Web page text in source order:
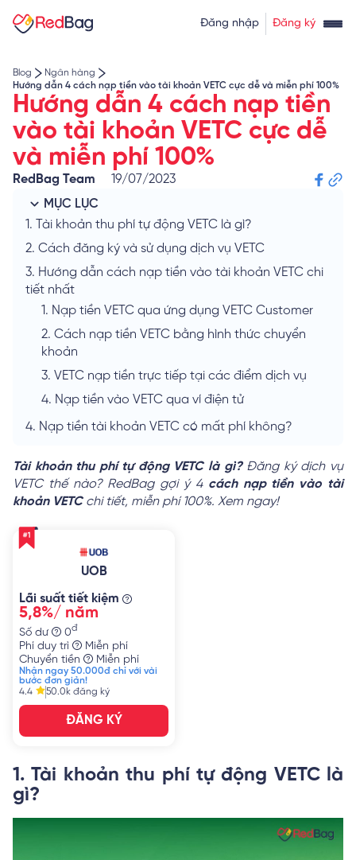
Đăng nhập Đăng ký
Tính lãi vay
Về chúng tôi
Blog
Ngân hàng
Hướng dẫn 4 cách nạp tiền vào tài khoản VETC cực dễ và miễn phí 100%
Hướng dẫn 4 cách nạp tiền
vào tài khoản VETC cực dễ
và miễn phí 100%
RedBag Team
19/07/2023
MỤC LỤC
1.
Tài khoản thu phí tự động VETC là gì?
2. Cách đăng ký và sử dụng dịch vụ VETC
3. Hướng dẫn cách nạp tiền vào tài khoản VETC chi
tiết nhất
1. Nạp tiền VETC qua ứng dụng VETC Customer
2. Cách nạp tiền VETC bằng hình thức chuyển
khoản
3. VETC nạp tiền trực tiếp tại các điểm dịch vụ
4. Nạp tiền vào VETC qua ví điện tử
4. Nạp tiền tài khoản VETC có mất phí không?
Tài khoản thu phí tự động VETC là gì?Đăng ký dịch vụ
VETC thế nào? RedBag gợi ý 4 cách nạp tiền vào tài
khoản VETCchi tiết, miễn phí 100%. Xem ngay!
UOB
Lãi suất tiết kiệm
5,8%/ năm
Số dư 0đ
Phí duy trì
Miễn phí
Chuyển tiền
Miễn phí
Nhận ngay 50.000đ chỉ với vài
bước đơn giản!
4.4
50.0k đăng ký
ĐĂNG KÝ
1. Tài khoản thu phí tự động VETC là
gì?